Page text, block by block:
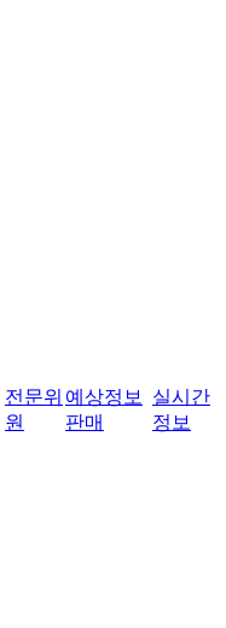
전문위
원
예상정보
판매
실시간
정보